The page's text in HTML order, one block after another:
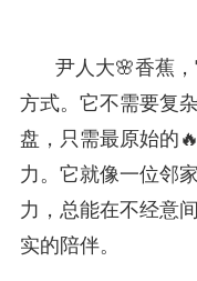
尹人大🌸香蕉
方式。它不需要复
盘，只需最原始的
力。它就像一位邻
力，总能在不经意
实的陪伴。